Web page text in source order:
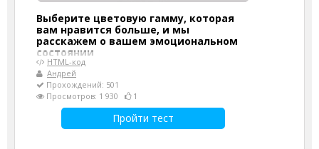
Выберите цветовую гамму, которая
вам нравится больше, и мы
расскажем о вашем эмоциональном
состоянии
HTML-код
Андрей
Прохождений: 501
Просмотров: 1 930
1
Пройти тест